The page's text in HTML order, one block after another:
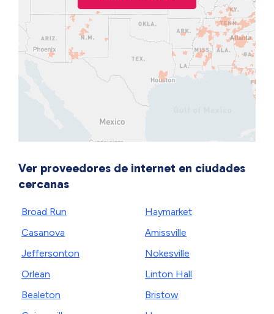
Ver proveedores de internet en ciudades
cercanas
Broad Run
Casanova
Jeffersonton
Orlean
Bealeton
Haymarket
Amissville
Nokesville
Linton Hall
Bristow